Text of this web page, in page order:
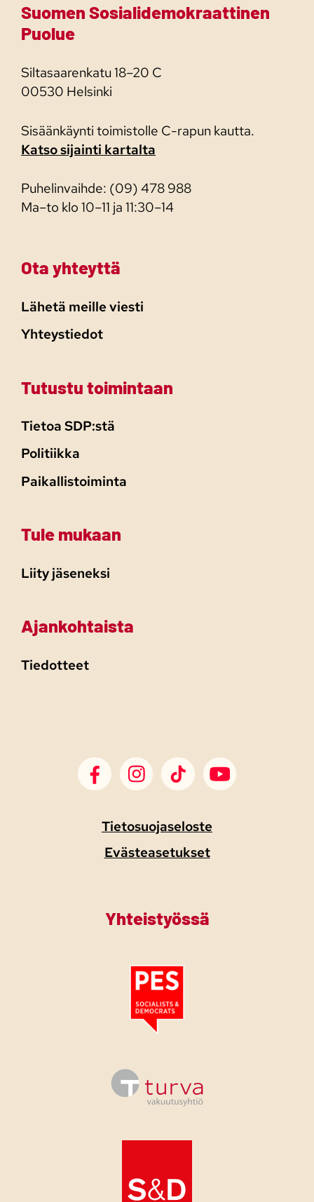
Suomen Sosialidemokraattinen
Puolue
Siltasaarenkatu 18–20 C
00530 Helsinki
Sisäänkäynti toimistolle C-rapun kautta.
Katso sijainti kartalta
Puhelinvaihde: (09) 478 988
Ma–to klo 10–11 ja 11:30–14
Ota yhteyttä
Lähetä meille viesti
Yhteystiedot
Tutustu toimintaan
Tietoa SDP:stä
Politiikka
Paikallistoiminta
Tule mukaan
Liity jäseneksi
Ajankohtaista
Tiedotteet
SDP Facebook
SDP Instagram
SDP TikTokSDP Youtube
Tietosuojaseloste
Evästeasetukset
Yhteistyössä
Tutustu PES:n periaatejulistukseen